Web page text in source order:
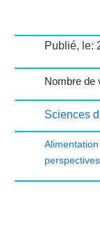
Publié, le:
Nombre de
Sciences
perspectives